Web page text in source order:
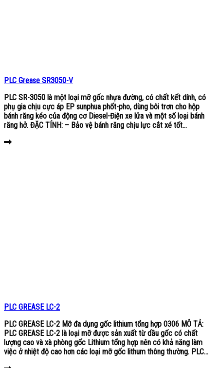
PLC Grease SR3050-V
PLC SR-3050 là một loại mỡ gốc nhựa đường, có chất kết dính, có
phụ gia chịu cực áp EP sunphua phốt-pho, dùng bôi trơn cho hộp
bánh răng kéo của động cơ Diesel-Điện xe lửa và một số loại bánh
răng hở. ĐẶC TÍNH: – Bảo vệ bánh răng chịu lực cắt xé tốt...
PLC GREASE LC-2
PLC GREASE LC-2 Mỡ đa dụng gốc lithium tổng hợp 0306 MÔ TẢ:
PLC GREASE LC-2 là loại mỡ được sản xuất từ dầu gốc có chất
lượng cao và xà phòng gốc Lithium tổng hợp nên có khả năng làm
việc ở nhiệt độ cao hơn các loại mỡ gốc lithum thông thường. PLC...